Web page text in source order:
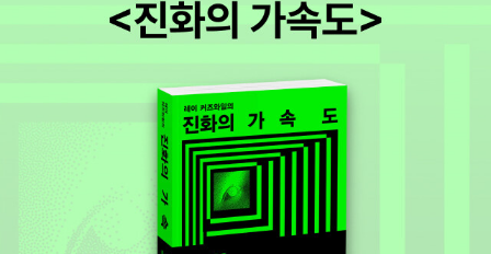
정'을 통해서 대상자의 기억'을 테스트한다. 일종의 아이큐 테스
트'다. 똑똑한 놈은 별다른 표정의 변화 없이 정답을 맞추지만 멍청한
놈은 땀을 뻘뻘 흘리며 정답을 맞춘다. 다시 한번 반복하지만 영화 속
테스트의 핵심은 진짜 기억과 가짜 기억, 진실과 거짓말'이 아니라 사
실은 기억력 테스트, 즉 아이큐 테스트'다. 머리 나쁜 놈은 탈락된다
! 이 과정을 통과하면 제 2 관문이 기다린다. 이런 식으로 측정은 계
속된다. IQ 측정, 동공 측정, 골상학, 두개계측학...... 그런데 이 위대
한 SF 걸작 < 블레이드 러너 > 는 매우 큰 헛점 하나가 있다. 복잡하
람. 누구나 좋아하기는 힘들겠지만 다 읽고 나서 안 좋아하기도 힘들
[죽음의 전주곡] 시공사 임프린트인 검
은숲에서 낸 책. 국내에 안 들어왔던 작품들로 소개하고 있는 듯 하
다. 처음 시작이었던 로버트 매케먼의 [소년시대], [스완 송]을 매우
흥미롭게 읽었고, 이 작가가 처음 소개되는 거라는 데 놀랐고, 검은숲
에서 내는 책들에 관심이 생겼다. [죽음의 전주곡] 저자인 나이오 마
시는 애거서 크리스티, 도로시 L. 세이어즈 등과 함께 추리소설 4대